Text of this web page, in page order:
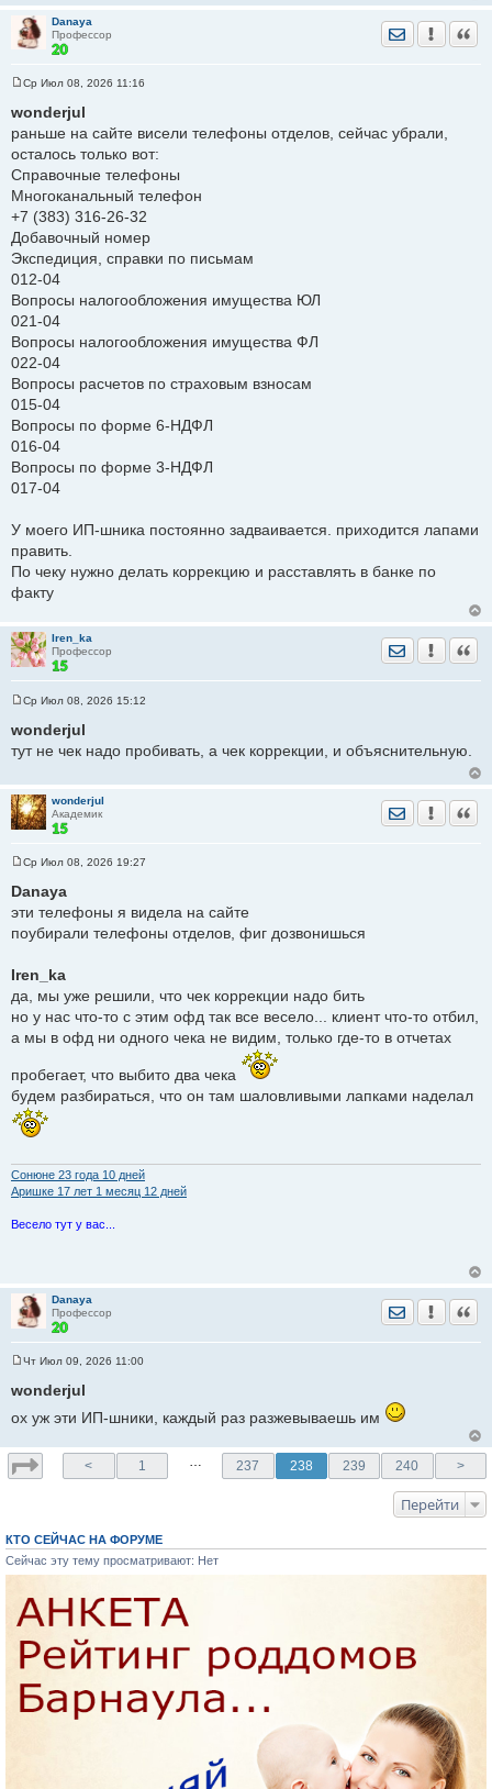
Danaya
Профессор
Отправить
о
б
е
н
е
Ср Июл 08, 2026 11:16
wonderjul
раньше на сайте висели телефоны отделов, сейчас убрали,
осталось только вот:
Справочные телефоны
Многоканальный телефон
+7 (383) 316-26-32
Добавочный номер
Экспедиция, справки по письмам
012-04
Вопросы налогообложения имущества ЮЛ
021-04
Вопросы налогообложения имущества ФЛ
022-04
Вопросы расчетов по страховым взносам
015-04
Вопросы по форме 6-НДФЛ
016-04
Вопросы по форме 3-НДФЛ
017-04
У моего ИП-шника постоянно задваивается. приходится лапами
править.
По чеку нужно делать коррекцию и расставлять в банке по
факту
Iren_ka
Профессор
Отправить
о
б
и
е
Ср Июл 08, 2026 15:12
wonderjul
тут не чек надо пробивать, а чек коррекции, и объяснительную.
wonderjul
Академик
Отправить
о
б
е
е
Ср Июл 08, 2026 19:27
Danaya
эти телефоны я видела на сайте
поубирали телефоны отделов, фиг дозвонишься
Iren_ka
да, мы уже решили, что чек коррекции надо бить
но у нас что-то с этим офд так все весело... клиент что-то отбил,
а мы в офд ни одного чека не видим, только где-то в отчетах
пробегает, что выбито два чека
будем разбираться, что он там шаловливыми лапками наделал
Сонюне 23 годa 10 дней
Аришке 17 лет 1 месяц 12 дней
Весело тут у вас...
Danaya
Профессор
Отправить
о
щ
н
и
е
Чт Июл 09, 2026 11:00
wonderjul
ох уж эти ИП-шники, каждый раз разжевываешь им
< 1 … 237 238 239 240 >
Перейти
КТО СЕЙЧАС НА ФОРУМЕ
Сейчас эту тему просматривают: Нет